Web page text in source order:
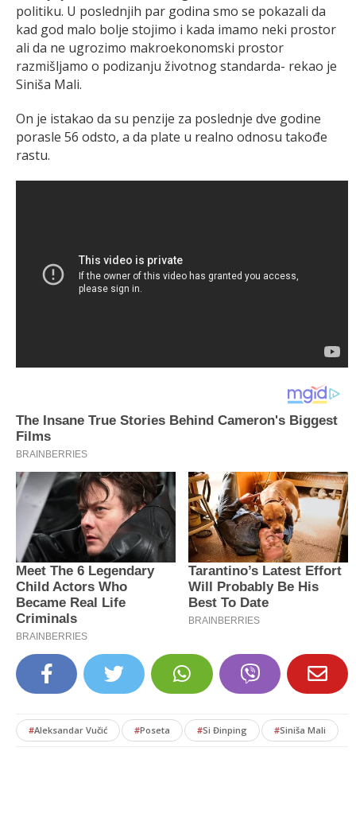
politiku. U poslednjih par godina smo se pokazali da
kad god malo bolje stojimo i kada imamo neki prostor
ali da ne ugrozimo makroekonomski prostor
razmišljamo o podizanju životnog standarda- rekao je
Siniša Mali.
On je istakao da su penzije za poslednje dve godine
porasle 56 odsto, a da plate u realno odnosu takođe
rastu.
#Aleksandar Vučić #Poseta #Si Đinping #Siniša Mali